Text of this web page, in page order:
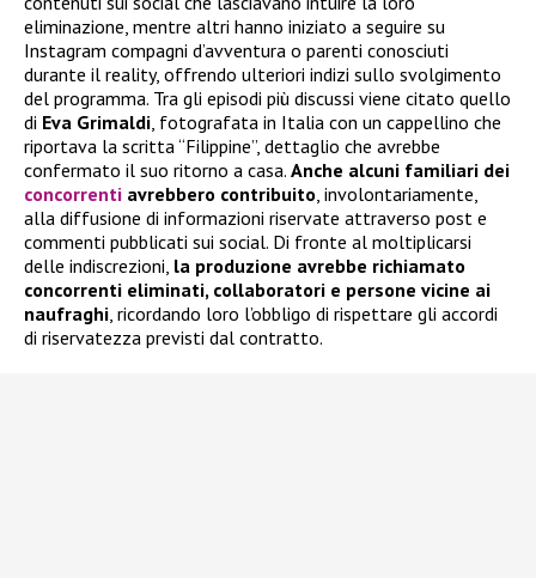
eliminazione, mentre altri hanno iniziato a seguire su
Instagram compagni d’avventura o parenti conosciuti
durante il reality, offrendo ulteriori indizi sullo svolgimento
del programma. Tra gli episodi più discussi viene citato quello
di Eva Grimaldi , fotografata in Italia con un cappellino che
riportava la scritta “Filippine”, dettaglio che avrebbe
confermato il suo ritorno a casa. Anche alcuni familiari dei
concorrenti avrebbero contribuito , involontariamente,
alla diffusione di informazioni riservate attraverso post e
commenti pubblicati sui social. Di fronte al moltiplicarsi
delle indiscrezioni, la produzione avrebbe richiamato
concorrenti eliminati, collaboratori e persone vicine ai
naufraghi , ricordando loro l’obbligo di rispettare gli accordi
di riservatezza previsti dal contratto.